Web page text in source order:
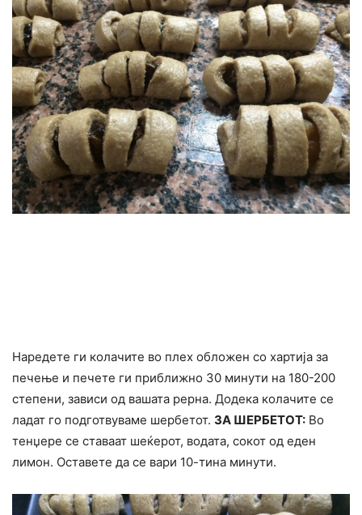
Наредете ги колачите во плех обложен со хартија за
печење и печете ги приближно 30 минути на 180-200
степени, зависи од вашата рерна. Додека колачите се
ладат го подготвуваме шербетот. ЗА ШЕРБЕТОТ: Во
тенџере се ставаат шеќерот, водата, сокот од еден
лимон. Оставете да се вари 10-тина минути.